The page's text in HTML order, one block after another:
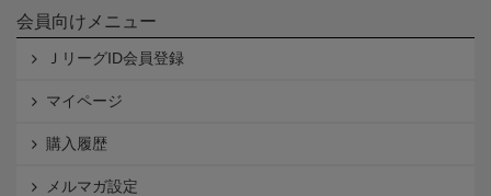
会員向けメニュー
ＪリーグID会員登録
マイページ
購入履歴
メルマガ設定